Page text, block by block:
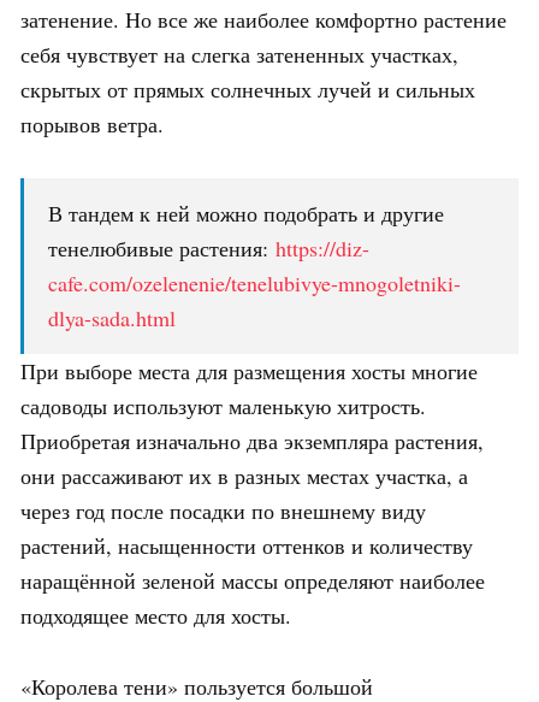
затенение. Но все же наиболее комфортно растение
себя чувствует на слегка затененных участках,
скрытых от прямых солнечных лучей и сильных
порывов ветра.
В тандем к ней можно подобрать и другие
тенелюбивые растения: https://diz-
cafe.com/ozelenenie/tenelubivye-mnogoletniki-
dlya-sada.html
При выборе места для размещения хосты многие
садоводы используют маленькую хитрость.
Приобретая изначально два экземпляра растения,
они рассаживают их в разных местах участка, а
через год после посадки по внешнему виду
растений, насыщенности оттенков и количеству
наращённой зеленой массы определяют наиболее
подходящее место для хосты.
«Королева тени» пользуется большой